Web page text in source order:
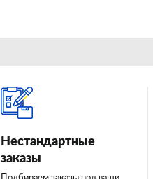
Нестандартные
заказы